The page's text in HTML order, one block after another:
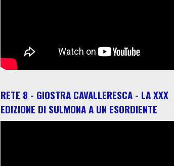
RETE 8 - GIOSTRA CAVALLERESCA - LA XXX
EDIZIONE DI SULMONA A UN ESORDIENTE